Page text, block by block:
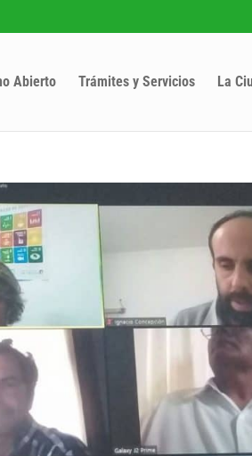
Abierto Trámites y Servicios La